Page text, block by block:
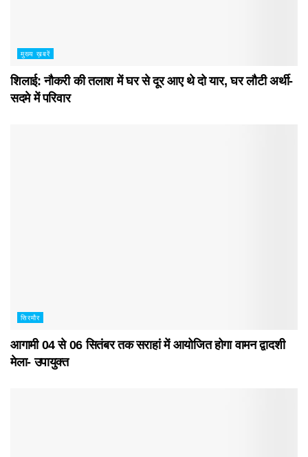
मुख्य ख़बरें
शिलाई: नौकरी की तलाश में घर से दूर आए थे दो यार, घर लौटी अर्थी-
सदमे में परिवार
सिरमौर
आगामी 04 से 06 सितंबर तक सराहां में आयोजित होगा वामन द्वादशी
मेला- उपायुक्त